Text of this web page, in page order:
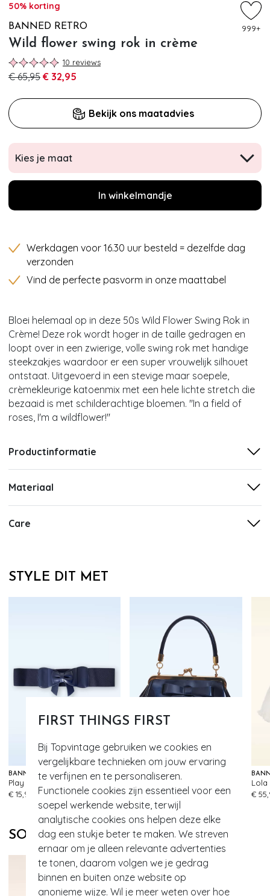
FIRST THINGS FIRST
Bij Topvintage gebruiken we cookies en
vergelijkbare technieken om jouw ervaring
te verfijnen en te personaliseren.
Functionele cookies zijn essentieel voor een
soepel werkende website, terwijl
analytische cookies ons helpen deze elke
dag een stukje beter te maken. We streven
ernaar om je alleen relevante advertenties
te tonen, daarom volgen we je gedrag
binnen en buiten onze website op
anonieme wijze. Wil je meer weten over hoe
50% korting
BANNED RETRO
Wild flower swing rok in crème
999+
10 reviews
€ 65,95 € 32,95
Bekijk ons maatadvies
Kies je maat
In winkelmandje
Werkdagen voor 16.30 uur besteld = dezelfde dag
verzonden
Vind de perfecte pasvorm in onze maattabel
Bloei helemaal op in deze 50s Wild Flower Swing Rok in
Crème! Deze rok wordt hoger in de taille gedragen en
loopt over in een zwierige, volle swing rok met handige
steekzakjes waardoor er een super vrouwelijk silhouet
ontstaat. Uitgevoerd in een stevige maar soepele,
crèmekleurige katoenmix met een hele lichte stretch die
bezaaid is met schilderachtige bloemen. ''In a field of
roses, I'm a wildflower!''
Productinformatie
Materiaal
Care
STYLE DIT MET
BANNED RETRO
Play It Right Bow riem in marineblauw
€ 15,95
74
BANNED RETRO
€ 59,95
€
SOORTGELIJKE PRODUCTEN